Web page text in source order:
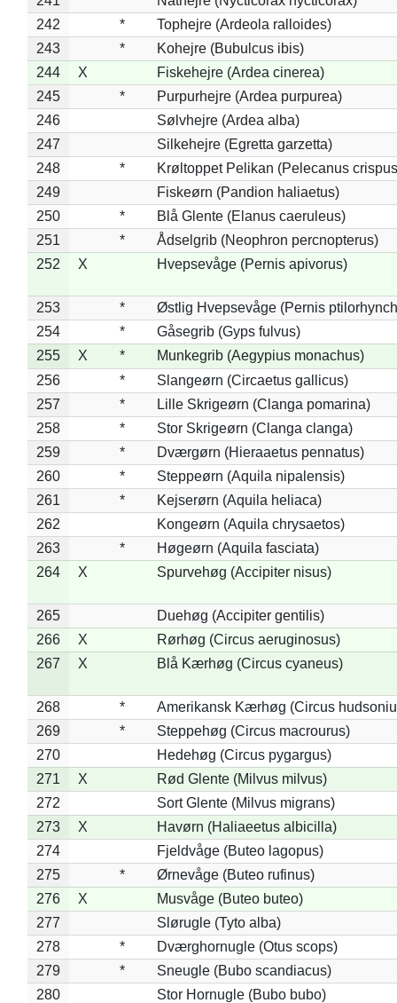
242
*
Tophejre (Ardeola ralloides)
243
*
Kohejre (Bubulcus ibis)
244
X
Fiskehejre (Ardea cinerea)
245
*
Purpurhejre (Ardea purpurea)
246
Sølvhejre (Ardea alba)
247
Silkehejre (Egretta garzetta)
248
*
Krøltoppet Pelikan (Pelecanus
249
Fiskeørn (Pandion haliaetus)
250
*
Blå Glente (Elanus caeruleus)
251
*
Ådselgrib (Neophron percnopterus)
252
X Hvepsevåge (Pernis apivorus)
253 *
Østlig Hvepsevåge (Pernis
254
*
Gåsegrib (Gyps fulvus)
255
X *
Munkegrib (Aegypius monachus)
256
*
Slangeørn (Circaetus gallicus)
257
*
Lille Skrigeørn (Clanga pomarina)
258
*
Stor Skrigeørn (Clanga clanga)
259
*
Dværgørn (Hieraaetus pennatus)
260
*
Steppeørn (Aquila nipalensis)
261
*
Kejserørn (Aquila heliaca)
262
Kongeørn (Aquila chrysaetos)
263
*
Høgeørn (Aquila fasciata)
264
X Spurvehøg (Accipiter nisus)
265
Duehøg (Accipiter gentilis)
266
X
Rørhøg (Circus aeruginosus)
267
X Blå Kærhøg (Circus cyaneus)
268 *
Amerikansk Kærhøg (Circus
269
*
Steppehøg (Circus macrourus)
270
Hedehøg (Circus pygargus)
271
X
Rød Glente (Milvus milvus)
272
Sort Glente (Milvus migrans)
273
X
Havørn (Haliaeetus albicilla)
274
Fjeldvåge (Buteo lagopus)
275
*
Ørnevåge (Buteo rufinus)
276
X
Musvåge (Buteo buteo)
277
Slørugle (Tyto alba)
278
*
Dværghornugle (Otus scops)
279
*
Sneugle (Bubo scandiacus)
280
Stor Hornugle (Bubo bubo)